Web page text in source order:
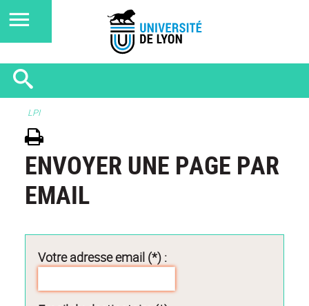
LPI
ENVOYER UNE PAGE PAR
EMAIL
Votre adresse email (*) :